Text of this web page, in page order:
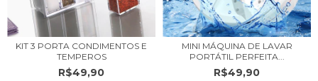
KIT 3 PORTA CONDIMENTOS E
TEMPEROS
R$49,90
MINI MÁQUINA DE LAVAR
PORTÁTIL PERFEITA...
R$49,90